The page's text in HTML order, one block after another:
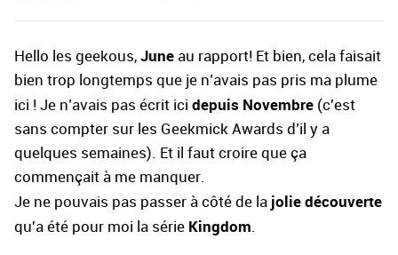
Hello les geekous, June au rapport! Et bien, cela faisait
bien trop longtemps que je n’avais pas pris ma plume
ici ! Je n’avais pas écrit ici depuis Novembre (c'est
sans compter sur les Geekmick Awards d’il y a
quelques semaines). Et il faut croire que ça
commençait à me manquer.
Je ne pouvais pas passer à côté de la jolie découverte
qu'a été pour moi la série Kingdom.